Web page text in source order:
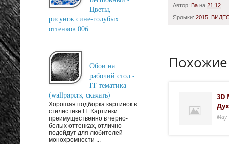
Автор: Ba на 21:12
Ярлыки: 2015
3D
May
Цветы,
рисунок сине-голубых
оттенков 006
Обои на
рабочий стол -
IT тематика
(wallpapers, скачать)
Хорошая подборка картинок в
стилистике IT. Картинки
преимущественно в черно-
белых оттенках, отлично
подойдут для любителей
монохромности ...